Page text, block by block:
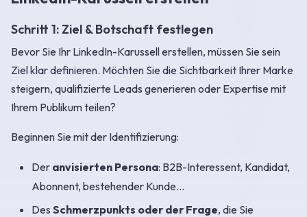
Schritt 1: Ziel & Botschaft festlegen
Bevor Sie Ihr LinkedIn-Karussell erstellen, müssen Sie sein
Ziel klar definieren. Möchten Sie die Sichtbarkeit Ihrer Marke
steigern, qualifizierte Leads generieren oder Expertise mit
Ihrem Publikum teilen?
Beginnen Sie mit der Identifizierung:
Der anvisierten Persona: B2B-Interessent, Kandidat,
Abonnent, bestehender Kunde…
Des Schmerzpunkts oder der Frage, die Sie